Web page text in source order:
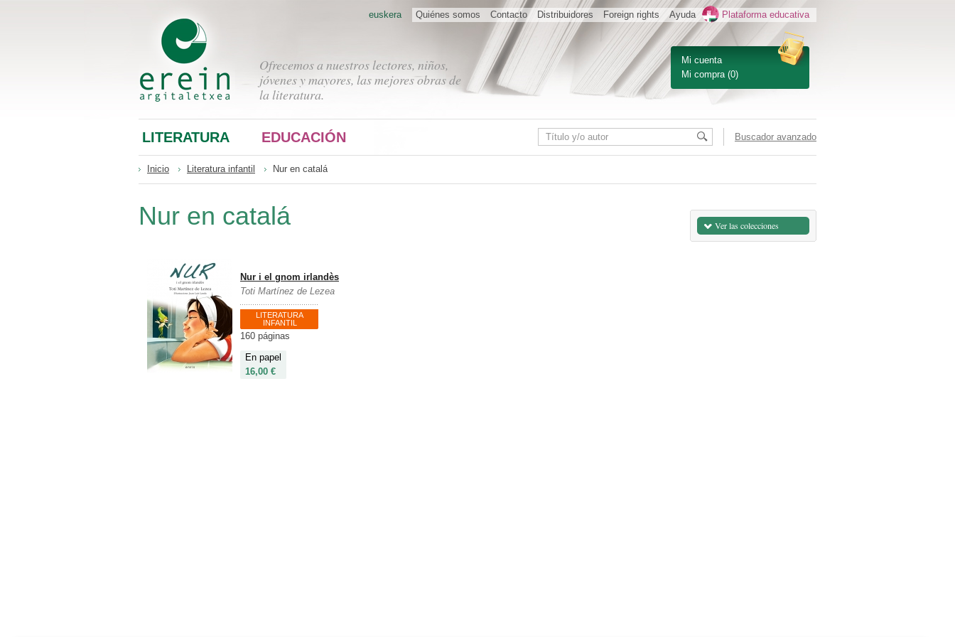
Mi cuenta
Mi compra (0)
Ofrecemos a nuestros lectores, niños,
jóvenes y mayores, las mejores obras de
la literatura.
Quiénes somos Contacto Distribuidores Foreign rights Ayuda Plataforma educativa
euskera
LITERATURA EDUCACIÓN Buscador avanzado
Inicio Literatura infantil Nur en catalá
Nur en catalá Ver las colecciones
Nur i el gnom irlandès
Toti Martínez de Lezea
LITERATURA
INFANTIL
160 páginas
En papel
16,00 €